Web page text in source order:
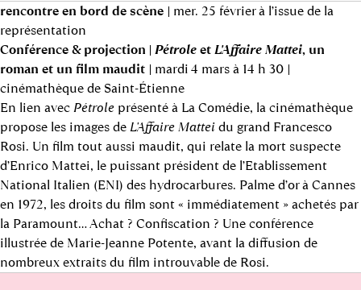
rencontre en bord de scène | mer. 25 février à l’issue de la
représentation
Conférence & projection | PétroleetL'Affaire Mattei, un
roman et un film maudit | mardi 4 mars à 14 h 30 |
cinémathèque de Saint-Étienne
En lien avecPétrole présenté à La Comédie, la cinémathèque
propose les images deL'Affaire Mattei du grand Francesco
Rosi. Un film tout aussi maudit, qui relate la mort suspecte
d’Enrico Mattei, le puissant président de l’Etablissement
National Italien (ENI) des hydrocarbures. Palme d’or à Cannes
en 1972, les droits du film sont « immédiatement » achetés par
la Paramount… Achat ? Confiscation ? Une conférence
illustrée de Marie-Jeanne Potente, avant la diffusion de
nombreux extraits du film introuvable de Rosi.